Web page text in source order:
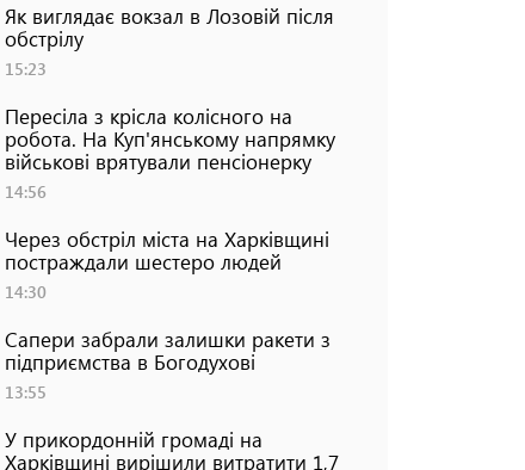
Як виглядає вокзал в Лозовій після
обстрілу
15:23
Пересіла з крісла колісного на
робота. На Куп'янському напрямку
військові врятували пенсіонерку
14:56
Через обстріл міста на Харківщині
постраждали шестеро людей
14:30
Сапери забрали залишки ракети з
підприємства в Богодухові
13:55
У прикордонній громаді на
Харківщині вирішили витратити 1,7